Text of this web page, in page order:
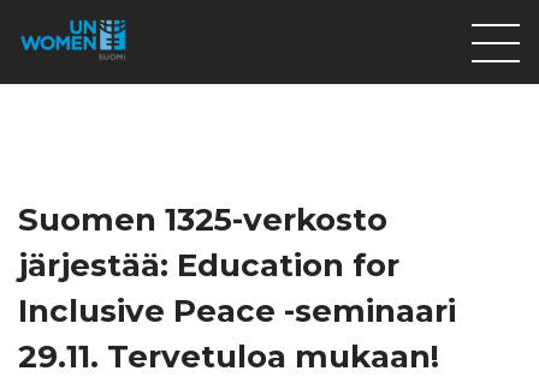
Ajankohtaista
Tietoa meistä
På Svenska
Suomen 1325-verkosto
järjestää: Education for
Inclusive Peace -seminaari
29.11. Tervetuloa mukaan!